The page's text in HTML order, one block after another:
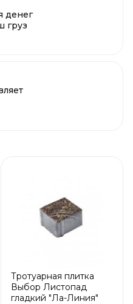
денег
груз
Тротуарная плитка
Выбор Листопад
гладкий "Ла-Линия"